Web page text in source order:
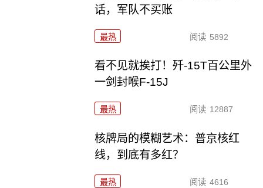
话，军队不买账
最热 阅读 5892
看不见就挨打！歼-15T百公里外
一剑封喉F-15J
最热 阅读 12887
核牌局的模糊艺术：普京核红
线，到底有多红？
最热 阅读 4616